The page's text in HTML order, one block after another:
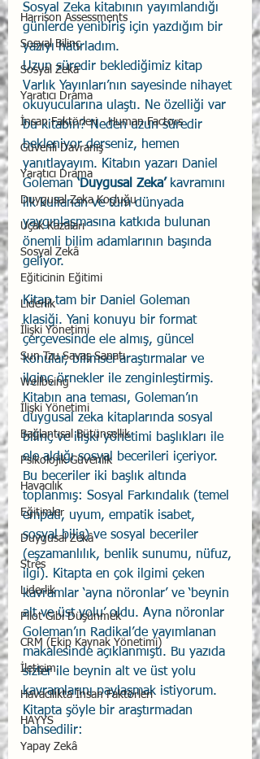
Harrison Assessments
Sosyal Bilinç
Sosyal Zeka
Yaratıcı Drama
İnsan Faktörleri - Human Factors
Güvenli Davranış
Yaratıcı Drama
Duygusal Zeka Koçluğu
Uçak Kazaları
Sosyal Zekâ
Eğiticinin Eğitimi
Liderlik
İlişki Yönetimi
Sun Tzu Savaş Sanatı
Wellbeing
İlişki Yönetimi
Bağlantısal Bütünsellik
Psikolojik Güvenlik
Havacılık
Eğitimler
Duygusal Zekâ
Stres
Liderlik
Pilot Gibi Düşünmek
CRM (Ekip Kaynak Yönetimi)
İletişim
Havacılıkta İnsan Faktörleri
HAYYS
Yapay Zekâ
Sosyal Zeka kitabının yayımlandığı
günlerde yenibiriş için yazdığım bir
yazıyı hatırladım.
Uzun süredir beklediğimiz kitap
Varlık Yayınları’nın sayesinde nihayet
okuyucularına ulaştı. Ne özelliği var
bu kitabın? Neden uzun süredir
bekleniyor derseniz, hemen
yanıtlayayım. Kitabın yazarı Daniel
Goleman ‘Duygusal Zeka’ kavramını
ilk kullanan ve tüm dünyada
yaygınlaşmasına katkıda bulunan
önemli bilim adamlarının başında
geliyor.
Kitap tam bir Daniel Goleman
klasiği. Yani konuyu bir format
çerçevesinde ele almış, güncel
konular, bilimsel araştırmalar ve
ilginç örnekler ile zenginleştirmiş.
Kitabın ana teması, Goleman’ın
duygusal zeka kitaplarında sosyal
bilinç ve ilişki yönetimi başlıkları ile
ele aldığı sosyal becerileri içeriyor.
Bu beceriler iki başlık altında
toplanmış: Sosyal Farkındalık (temel
empati, uyum, empatik isabet,
sosyal biliş) ve sosyal beceriler
(eşzamanlılık, benlik sunumu, nüfuz,
ilgi). Kitapta en çok ilgimi çeken
kavramlar ‘ayna nöronlar’ ve ‘beynin
alt ve üst yolu’ oldu. Ayna nöronlar
Goleman’ın Radikal’de yayımlanan
makalesinde açıklanmıştı. Bu yazıda
sizler ile beynin alt ve üst yolu
kavramlarını paylaşmak istiyorum.
Kitapta şöyle bir araştırmadan
bahsedilir: